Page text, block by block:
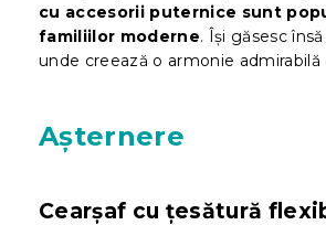
cu accesorii puternice sunt
familiilor moderne. Își găsesc
unde creează o armonie admirabilă
Așternere
Cearșaf cu țesătură